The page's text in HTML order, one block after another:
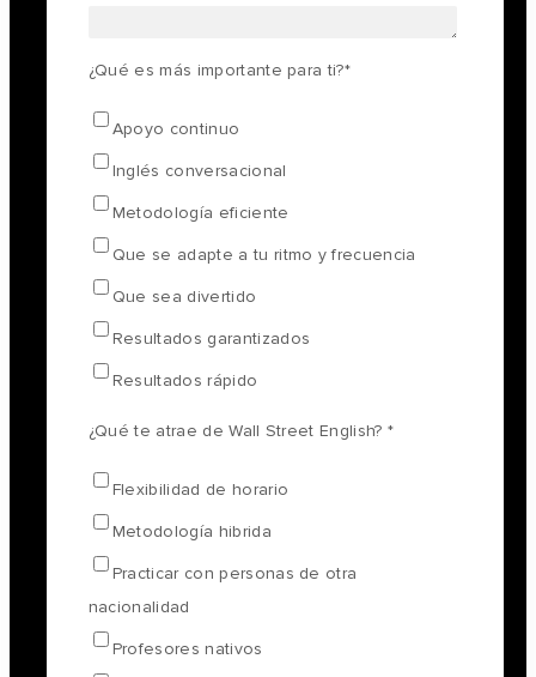
¿Qué es más importante para ti?*
Apoyo continuo
Inglés conversacional
Metodología eficiente
Que se adapte a tu ritmo y frecuencia
Que sea divertido
Resultados garantizados
Resultados rápido
¿Qué te atrae de Wall Street English? *
Flexibilidad de horario
Metodología hibrida
Practicar con personas de otra
nacionalidad
Profesores nativos